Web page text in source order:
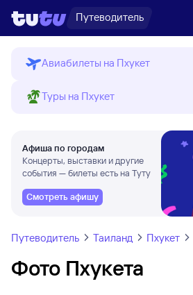
Путеводитель
Авиабилеты на Пхукет
Туры на Пхукет
Афиша по городам
Концерты, выставки и другие
события — билеты есть на Туту
Смотреть афишу
Путеводитель Таиланд Пхукет
Фото Пхукета